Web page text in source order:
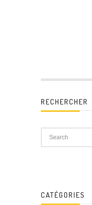
RECHERCHER
CATÉGORIES